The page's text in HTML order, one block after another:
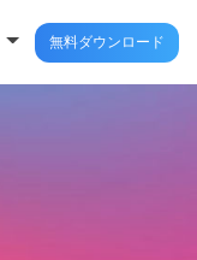
無料ダウンロード